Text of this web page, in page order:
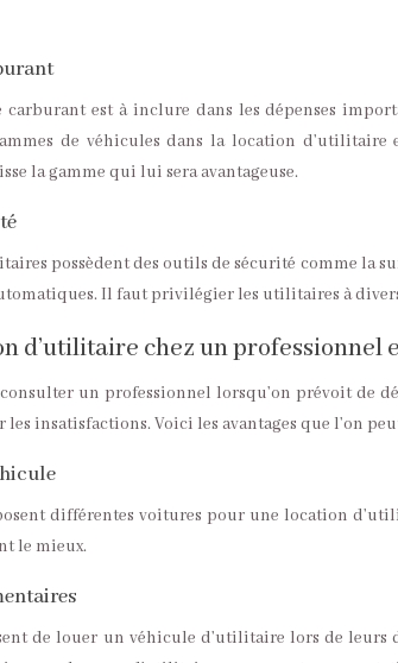
est à inclure dans les dépenses
de véhicules dans la location
la gamme qui lui sera avantageuse.
possèdent des outils de sécurité comme la
Il faut privilégier les utilitaires à
d’utilitaire chez un professionnel
un professionnel lorsqu’on prévoit de
les insatisfactions. Voici les avantages que l’on
différentes voitures pour une location
le mieux.
de louer un véhicule d’utilitaire lors de leurs